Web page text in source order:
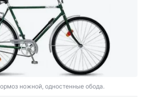
ножной, одностенные обода.